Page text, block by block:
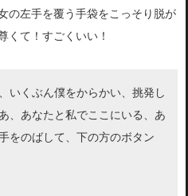
の左手を覆う手袋をこっそり脱が
くて！すごくいい！
いくぶん僕をからかい、挑発し
、あなたと私でここにいる、あ
をのばして、下の方のボタン